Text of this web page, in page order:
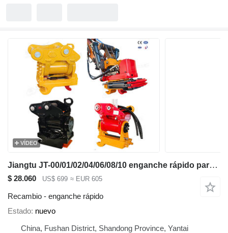
VÍDEO
Jiangtu JT-00/01/02/04/06/08/10 enganche rápido para Caterpillar excavadora
$ 28.060 US$ 699 ≈ EUR 605
Recambio - enganche rápido
Estado nuevo
China, Fushan District, Shandong Province, Yantai